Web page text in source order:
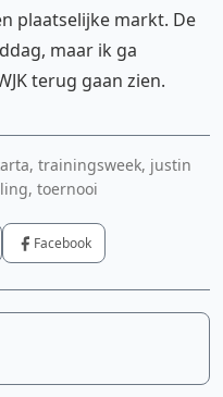
plaatselijke markt. De
maar ik ga
terug gaan zien.
trainingsweek, justin
toernooi
Facebook